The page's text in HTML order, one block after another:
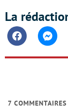
La
Facebook
7 COMMENTAIRES